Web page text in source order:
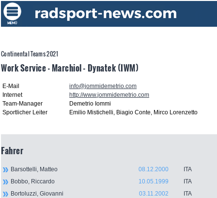
Continental Teams 2021
Work Service - Marchiol - Dynatek (IWM)
E-Mail
info@jommidemetrio.com
Internet
http://www.jommidemetrio.com
Team-Manager
Demetrio Iommi
Sportlicher Leiter
Emilio Mistichelli, Biagio Conte, Mirco Lorenzetto
Fahrer
Barsottelli, Matteo 08.12.2000
ITA
Bobbo, Riccardo
10.05.1999
ITA
Bortoluzzi, Giovanni
03.11.2002
ITA